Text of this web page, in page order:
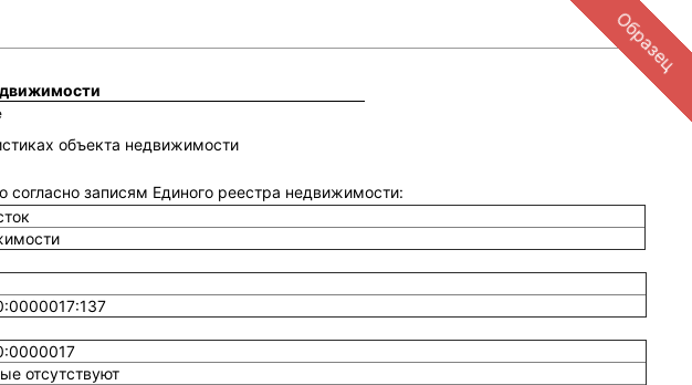
объекта недвижимости
записям Единого реестра недвижимости:
отсутствуют
Образец